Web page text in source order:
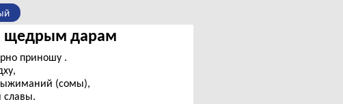
щедрым дарам
приношу .
(сомы),